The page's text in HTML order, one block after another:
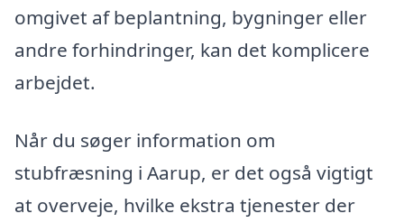
omgivet af beplantning, bygninger eller
andre forhindringer, kan det komplicere
arbejdet.
Når du søger information om
stubfræsning i Aarup, er det også vigtigt
at overveje, hvilke ekstra tjenester der